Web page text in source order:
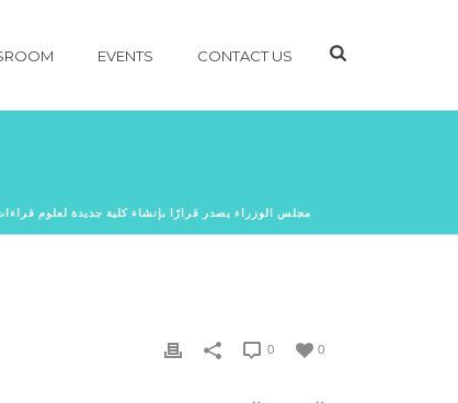
EVENTS CONTACT US
مجلس الوزراء يصدر قرارًا بإنشاء كلية جديدة لعلوم
0
0